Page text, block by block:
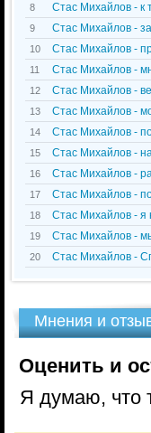
8 Стас Михайлов - к
9 Стас Михайлов -
10 Стас Михайлов -
11 Стас Михайлов -
12 Стас Михайлов -
13 Стас Михайлов -
14 Стас Михайлов -
15 Стас Михайлов -
16 Стас Михайлов -
17 Стас Михайлов -
18 Стас Михайлов - я
19 Стас Михайлов -
20 Стас Михайлов -
Мнения и
Оценить и
Я думаю, что